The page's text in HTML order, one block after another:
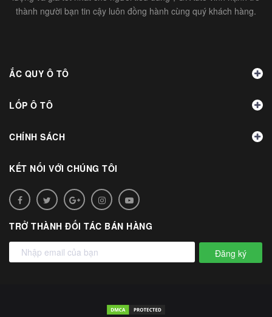
thành người bạn tin cậy luôn đồng hành cùng quý khách hàng.
ẮC QUY Ô TÔ
LỐP Ô TÔ
CHÍNH SÁCH
KẾT NỐI VỚI CHÚNG TÔI
TRỞ THÀNH ĐỐI TÁC BÁN HÀNG
Đăng ký